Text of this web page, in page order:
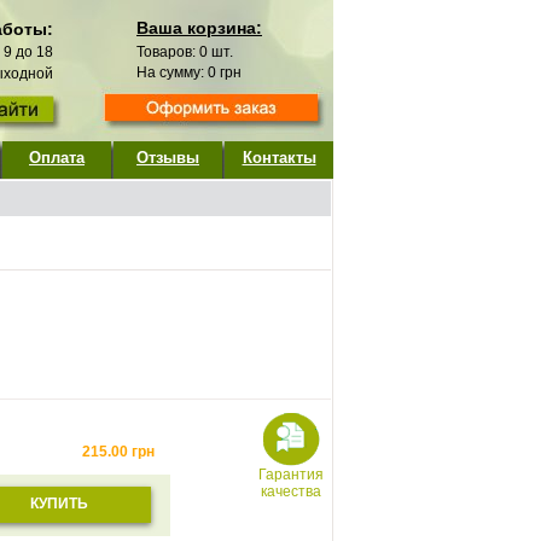
9 до 18
Ваша корзина:
Товаров: 0 шт.
На сумму: 0 грн
Оплата Отзывы Контакты
215.00 грн
КУПИТЬ
Гарантия
качества